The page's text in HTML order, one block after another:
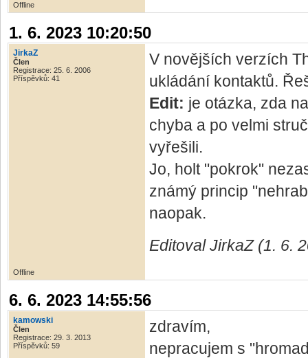
Offline
1. 6. 2023 10:20:50
JirkaZ
Člen
Registrace: 25. 6. 2006
Příspěvků: 41
V novějších verzích
ukládání kontaktů.
Edit: je otázka, zda
chyba a po velmi
vyřešili.
Jo, holt "pokrok"
známý princip
naopak.
Editoval JirkaZ (1. 6.
Offline
6. 6. 2023 14:55:56
kamowski
Člen
Registrace: 29. 3. 2013
Příspěvků: 59
zdravím,
nepracujem s